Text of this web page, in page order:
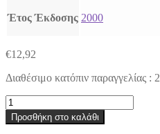
Έτος Έκδοσης 2000
€12,92
Διαθέσιμο κατόπιν παραγγελίας :
Δοκίμιν
ποσότητα
Προσθήκη στο καλάθι